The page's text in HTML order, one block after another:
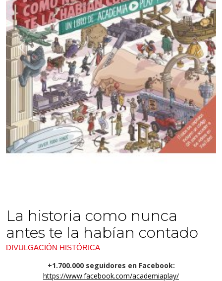
Previous Next
La historia como nunca
antes te la habían contado
DIVULGACIÓN HISTÓRICA
+1.700.000 seguidores en Facebook:
https://www.facebook.com/academiaplay/